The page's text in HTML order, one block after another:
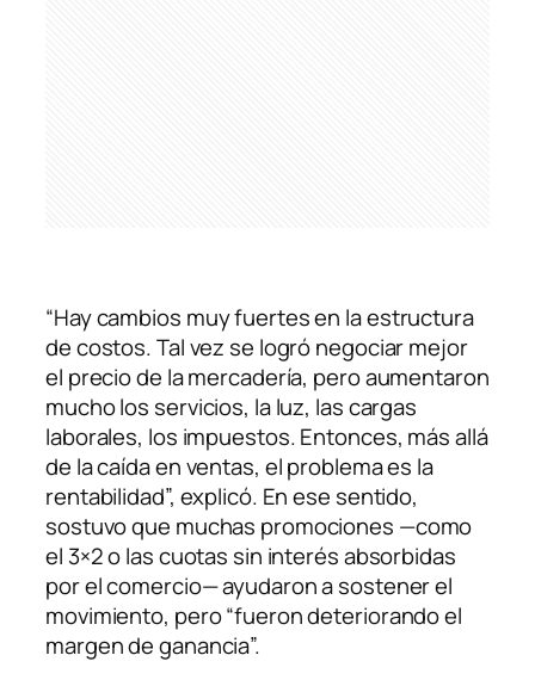
“Hay cambios muy fuertes en la estructura
de costos. Tal vez se logró negociar mejor
el precio de la mercadería, pero aumentaron
mucho los servicios, la luz, las cargas
laborales, los impuestos. Entonces, más allá
de la caída en ventas, el problema es la
rentabilidad”, explicó. En ese sentido,
sostuvo que muchas promociones —como
el 3×2 o las cuotas sin interés absorbidas
por el comercio— ayudaron a sostener el
movimiento, pero “fueron deteriorando el
margen de ganancia”.